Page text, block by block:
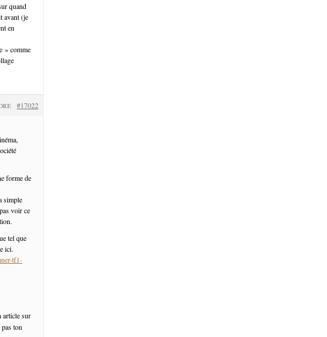
quand
avant (je
en
» comme
#17022
forme de
simple
voir ce
tel que
ici.
tf1-
article sur
ton